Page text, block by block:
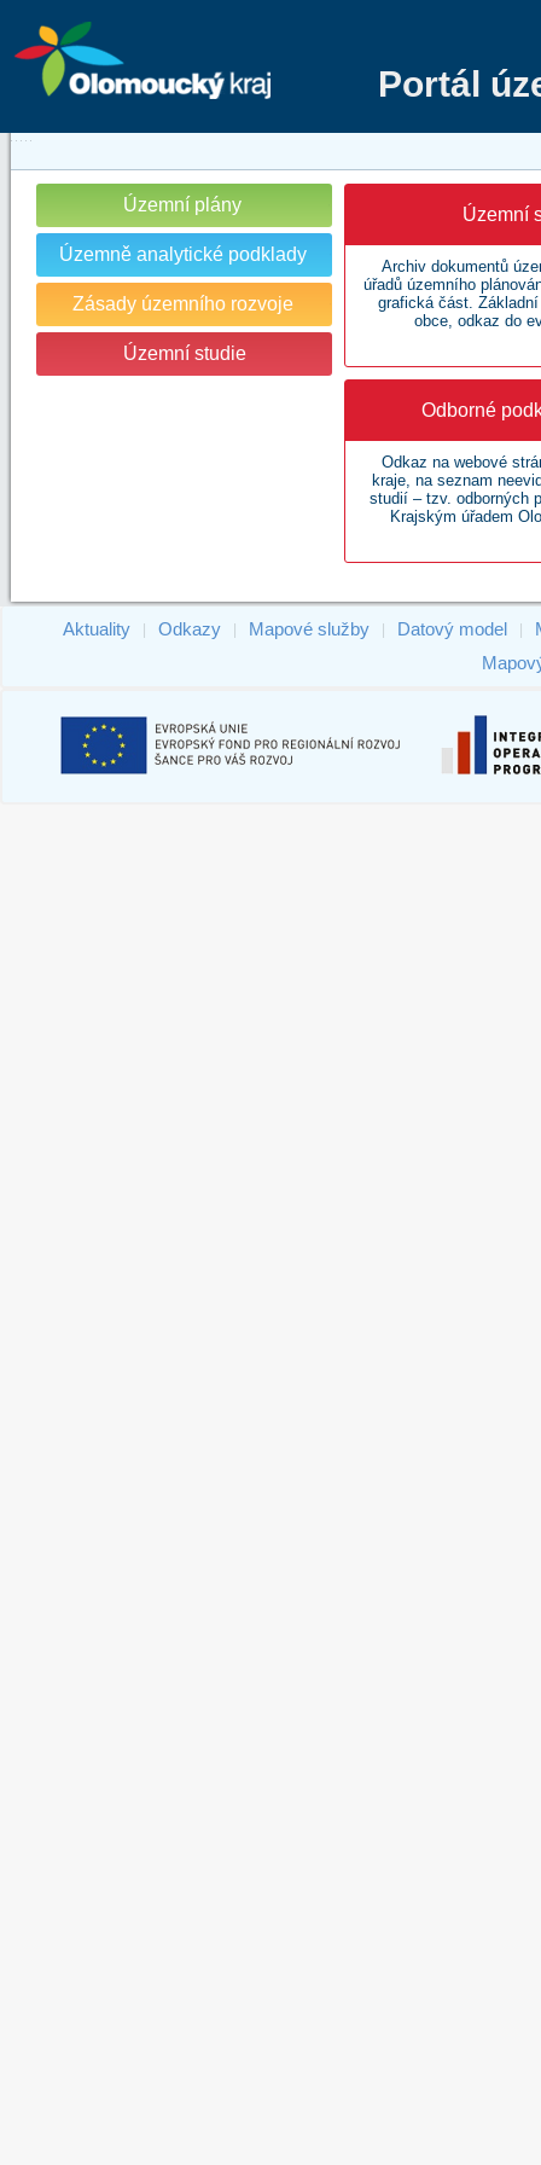
Portál
Územní plány
Územně analytické podklady
Zásady územního rozvoje
Územní studie
Územní
Archiv dokumentů
úřadů územního
grafická část.
obce, odkaz do
Odborné
Odkaz na webové
kraje, na seznam
studií – tzv. odborných
Krajským úřadem
Aktuality Odkazy Mapové služby Datový model